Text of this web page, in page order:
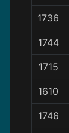
1736
1744
1715
1610
1746